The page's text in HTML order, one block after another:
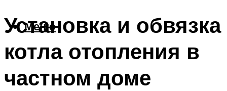
Меню
Установка и обвязка
котла отопления в
частном доме